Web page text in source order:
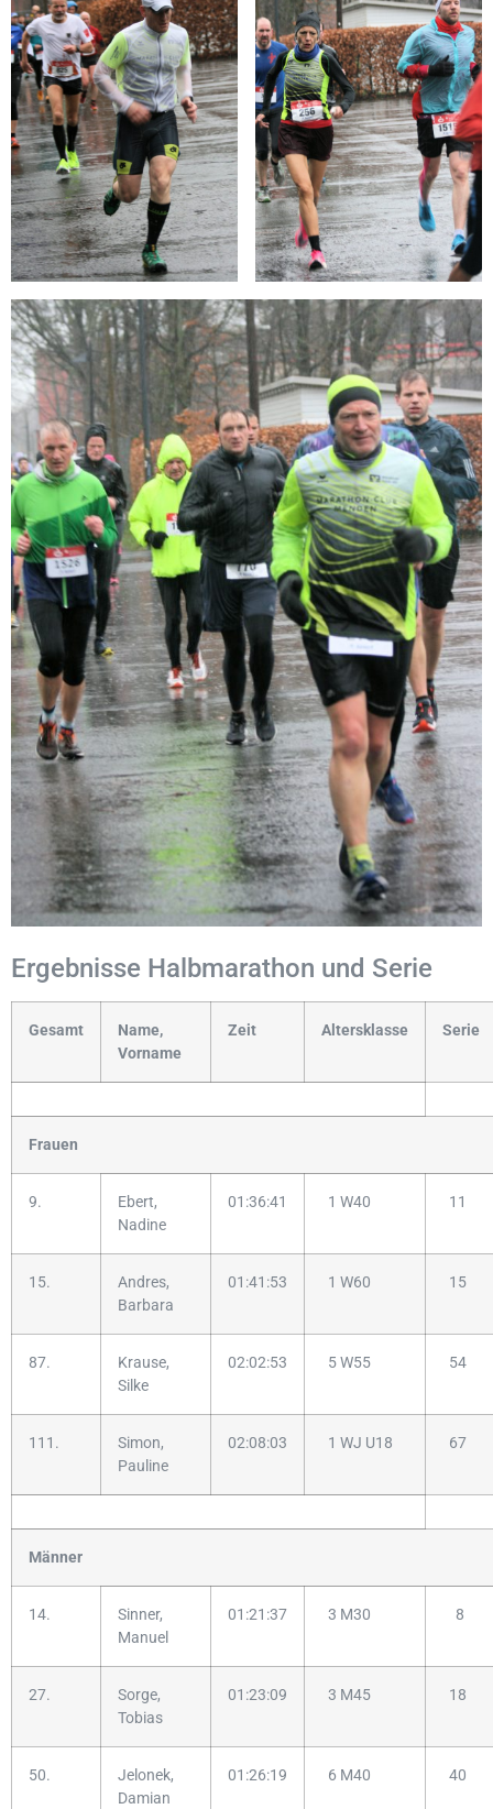
Ergebnisse Halbmarathon und Serie
Gesamt
Name,
Vorname
Zeit Altersklasse Serie
Frauen
9.
Ebert,
Nadine
01:36:41 1 W40 11
15.
Andres,
Barbara
01:41:53 1 W60 15
87.
Krause,
Silke
02:02:53 5 W55 54
111.
Simon,
Pauline
02:08:03 1 WJ U18 67
Männer
14.
Sinner,
Manuel
01:21:37 3 M30 8
27.
Sorge,
Tobias
01:23:09 3 M45 18
50.
Jelonek,
Damian
01:26:19 6 M40 40